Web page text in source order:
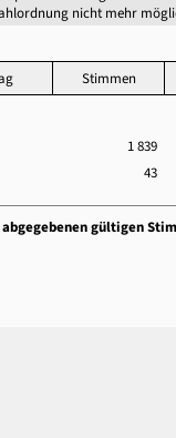
nicht mehr
Stimmen
1 839
43
gültigen